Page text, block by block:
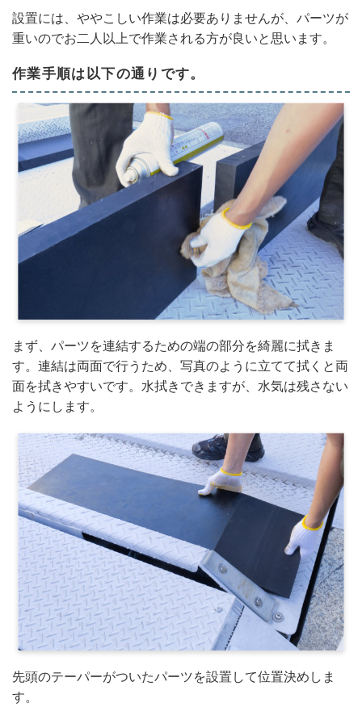
設置には、ややこしい作業は必要ありませんが、パーツが
重いのでお二人以上で作業される方が良いと思います。
作業手順は以下の通りです。
まず、パーツを連結するための端の部分を綺麗に拭きま
す。連結は両面で行うため、写真のように立てて拭くと両
面を拭きやすいです。水拭きできますが、水気は残さない
ようにします。
先頭のテーパーがついたパーツを設置して位置決めしま
す。